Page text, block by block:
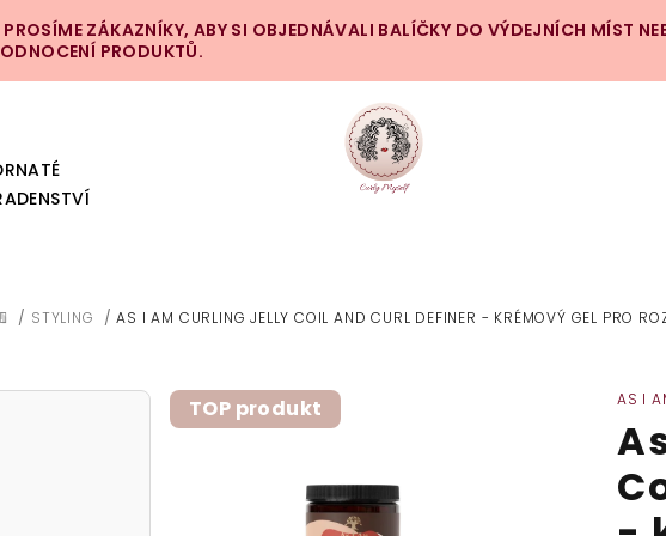
ZÁKAZNÍKY, ABY SI OBJEDNÁVALI BALÍČKY DO VÝDEJNÍCH MÍST
PRODUKTŮ.
/ STYLING / AS I AM CURLING JELLY COIL AND CURL DEFINER - KRÉMOVÝ GEL PRO
AS I
TOP produkt